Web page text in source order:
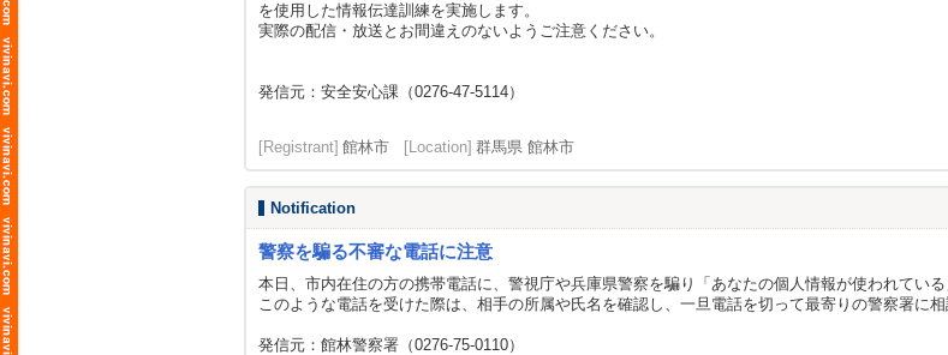
を使用した情報伝達訓練を実施します。
実際の配信・放送とお間違えのないようご注意ください。
発信元：安全安心課（0276-47-5114）
[Registrant] 館林市 [Location] 群馬県 館林市
Notification
警察を騙る不審な電話に注意
本日、市内在住の方の携帯電話に、警視庁や兵庫県警察を騙り「あなたの個人情報が使われてい
このような電話を受けた際は、相手の所属や氏名を確認し、一旦電話を切って最寄りの警察署に相
発信元：館林警察署（0276-75-0110）